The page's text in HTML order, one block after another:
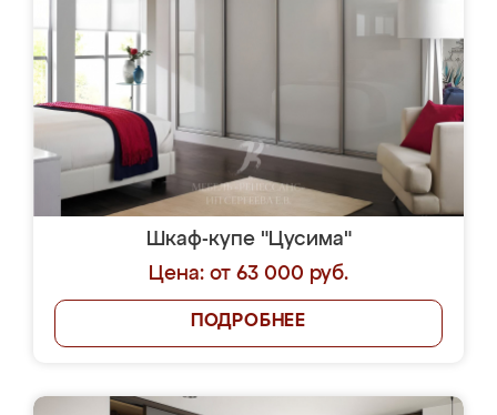
Шкаф-купе "Цусима"
Цена: от 63 000 руб.
ПОДРОБНЕЕ